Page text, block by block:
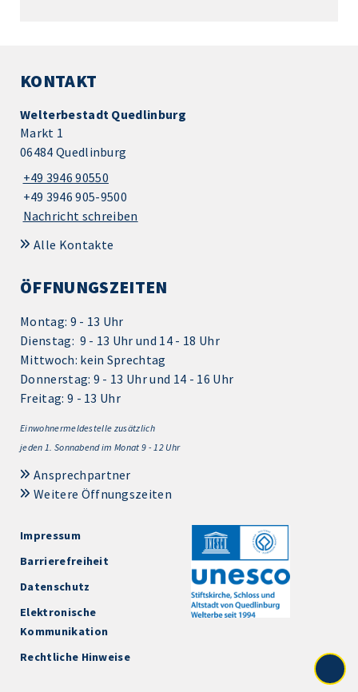
KONTAKT
Welterbestadt Quedlinburg
Markt 1
06484 Quedlinburg
+49 3946 90550
+49 3946 905-9500
Nachricht schreiben
Alle Kontakte
ÖFFNUNGSZEITEN
Montag: 9 - 13 Uhr
Dienstag: 9 - 13 Uhr und 14 - 18 Uhr
Mittwoch: kein Sprechtag
Donnerstag: 9 - 13 Uhr und 14 - 16 Uhr
Freitag: 9 - 13 Uhr
Einwohnermeldestelle zusätzlich
jeden 1. Sonnabend im Monat 9 - 12 Uhr
Ansprechpartner
Weitere Öffnungszeiten
Impressum
Barrierefreiheit
Datenschutz
Elektronische
Kommunikation
Rechtliche Hinweise